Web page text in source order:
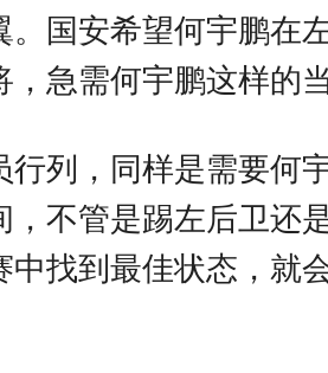
国安希望何宇鹏在
急需何宇鹏这样的
列，同样是需要何
不管是踢左后卫还
找到最佳状态，就